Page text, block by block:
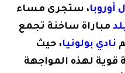
أوروبا، ستجرى مساء
مباراة ساخنة تجمع
نادي بولونيا، حيث
قوية لهذه المواجهة